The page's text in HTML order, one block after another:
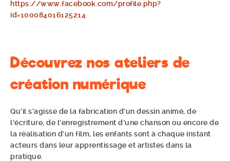
https://www.facebook.com/profile.php?
id=100084016125214
Découvrez nos ateliers de
création numérique
Qu’il s’agisse de la fabrication d’un dessin animé, de
l’écriture, de l’enregistrement d’une chanson ou encore de
la réalisation d’un film, les enfants sont à chaque instant
acteurs dans leur apprentissage et artistes dans la
pratique.